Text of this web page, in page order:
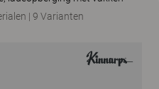
| 9 Varianten